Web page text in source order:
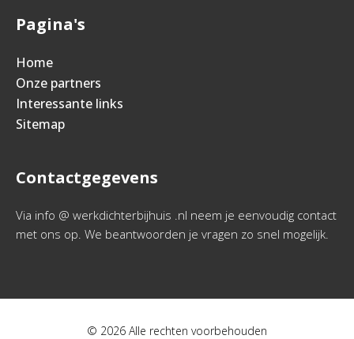
Pagina's
Home
Onze partners
Interessante links
Sitemap
Contactgegevens
Via info @ werkdichterbijhuis .nl neem je eenvoudig contact
met ons op. We beantwoorden je vragen zo snel mogelijk.
© 2026 Alle rechten voorbehouden